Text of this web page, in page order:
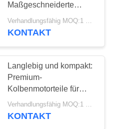
Maßgeschneiderte
Oszilliermotor-Upgrades
für Rammgeräte
Verhandlungsfähig MOQ:1 Satz
KONTAKT
Langlebig und kompakt:
Premium-
Kolbenmotorteile für
zuverlässige
Rammgeräte
Verhandlungsfähig MOQ:1 Satz
KONTAKT